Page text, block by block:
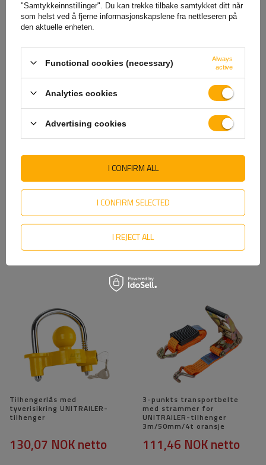
SE OGSÅ
DOBPLAST DPT15 LED hvit
universal markeringslampe
78,04 NOKnetto
PLASTEX hjulklosser h: 224
mm
158,85 NOKnetto
Tilhengerlås med
tyverisikring UNITRAILER-
tilhenger
130,07 NOKnetto
3-punkts transportbelte
med strammer for
UNITRAILER-tilhenger
3m/50mm/4t oransje
111,46 NOKnetto
"Samtykkeinnstillinger". Du kan trekke tilbake samtykket ditt når
som helst ved å fjerne informasjonskapslene fra nettleseren på
den aktuelle enheten.
Functional cookies (necessary)
Always
active
Analytics cookies
Advertising cookies
I CONFIRM SELECTED
I REJECT ALL
I CONFIRM ALL